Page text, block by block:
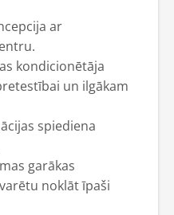
ar
kondicionētāja
un ilgākam
spiediena
garākas
noklāt īpaši